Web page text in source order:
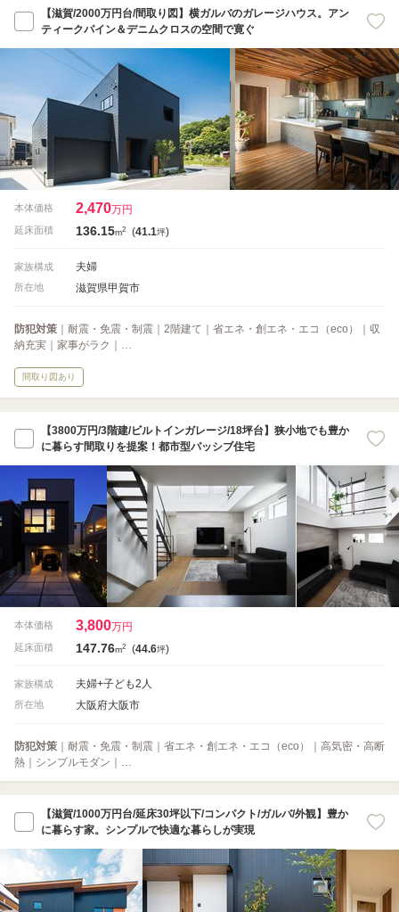
【滋賀/2000万円台/間取り図】横ガルバのガレージハウス。アン
ティークパイン＆デニムクロスの空間で寛ぐ
本体価格 2,470万円
延床面積 136.15m2 (41.1坪)
家族構成 夫婦
所在地 滋賀県甲賀市
防犯対策 ｜耐震・免震・制震｜2階建て｜省エネ・創エネ・エコ（eco）｜収
納充実｜家事がラク｜…
間取り図あり
【3800万円/3階建/ビルトインガレージ/18坪台】狭小地でも豊か
に暮らす間取りを提案！都市型パッシブ住宅
本体価格 3,800万円
延床面積 147.76m2 (44.6坪)
家族構成 夫婦+子ども2人
所在地 大阪府大阪市
防犯対策 ｜耐震・免震・制震｜省エネ・創エネ・エコ（eco）｜高気密・高断
熱｜シンプルモダン｜…
【滋賀/1000万円台/延床30坪以下/コンパクト/ガルバ/外観】豊か
に暮らす家。シンプルで快適な暮らしが実現